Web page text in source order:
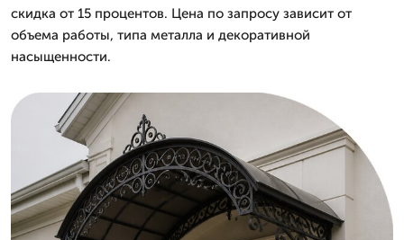
скидка от 15 процентов. Цена по запросу зависит от
объема работы, типа металла и декоративной
насыщенности.